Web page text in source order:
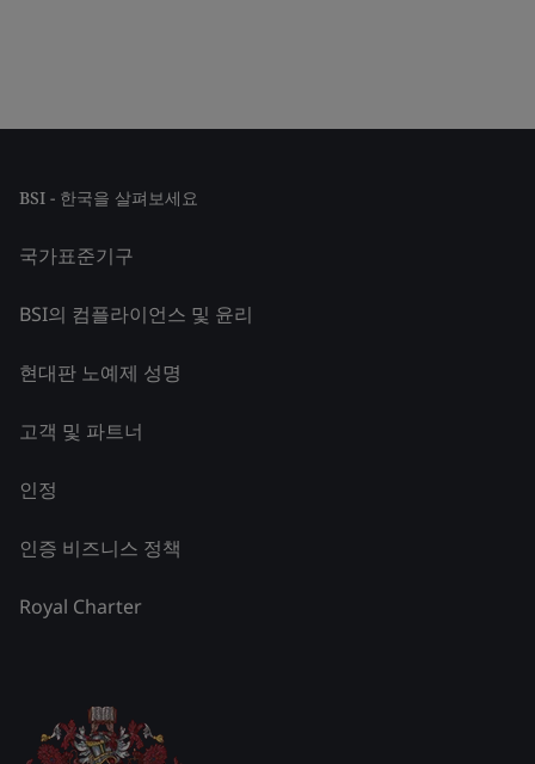
BSI - 한국을 살펴보세요
국가표준기구
BSI의 컴플라이언스 및 윤리
현대판 노예제 성명
고객 및 파트너
인정
인증 비즈니스 정책
Royal Charter